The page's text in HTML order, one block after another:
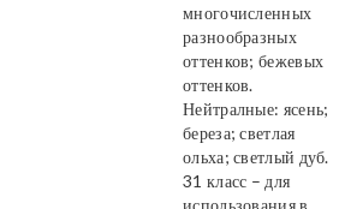
многочисленных
разнообразных
оттенков; бежевых
оттенков.
Нейтралные: ясень;
береза; светлая
ольха; светлый дуб.
31 класс – для
использования в